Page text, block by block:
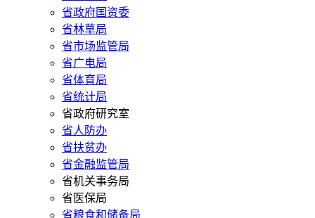
省政府国资委
省林草局
省市场监管局
省广电局
省体育局
省统计局
省政府研究室
省人防办
省扶贫办
省金融监管局
省机关事务局
省医保局
省粮食和储备局